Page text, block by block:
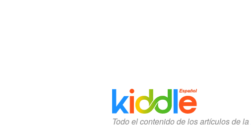
Todo el contenido de los artículos de la